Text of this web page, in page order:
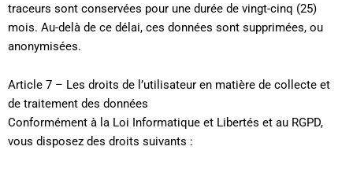
traceurs sont conservées pour une durée de vingt-cinq (25)
mois. Au-delà de ce délai, ces données sont supprimées, ou
anonymisées.
Article 7 – Les droits de l’utilisateur en matière de collecte et
de traitement des données
Conformément à la Loi Informatique et Libertés et au RGPD,
vous disposez des droits suivants :